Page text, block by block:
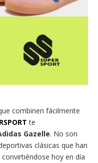
combinen fácilmente
te
Gazelle. No son
clásicas que han
hoy en día